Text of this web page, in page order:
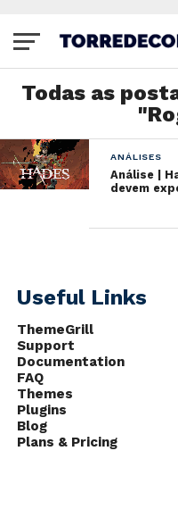
Todas as
ANÁLISES
Análise |
devem
Useful Links
ThemeGrill
Support
Documentation
FAQ
Themes
Plugins
Blog
Plans & Pricing